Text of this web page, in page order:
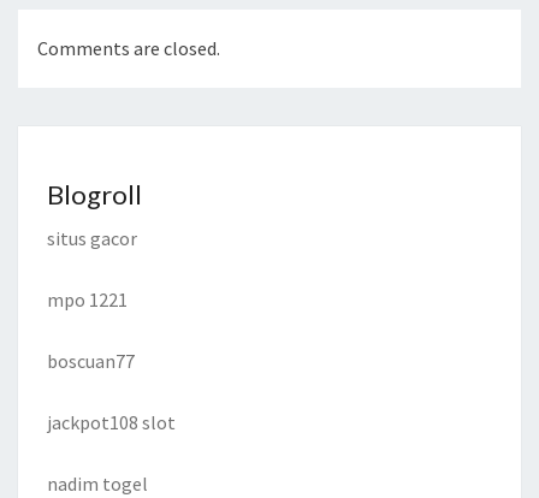
Comments are closed.
Blogroll
situs gacor
mpo 1221
boscuan77
jackpot108 slot
nadim togel